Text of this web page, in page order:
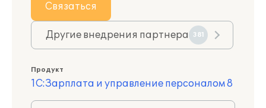
Связаться
Другие внедрения партнера 381
Продукт
1С:Зарплата и управление персоналом 8